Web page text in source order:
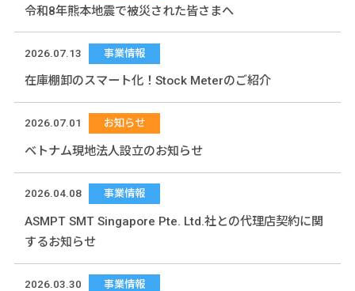
令和8年熊本地震で被災された皆さまへ
2026.07.13 事業情報
在庫棚卸のスマート化！Stock Meterのご紹介
2026.07.01 お知らせ
ベトナム現地法人設立のお知らせ
2026.04.08 事業情報
ASMPT SMT Singapore Pte. Ltd.社との代理店契約に関
するお知らせ
2026.03.30 事業情報